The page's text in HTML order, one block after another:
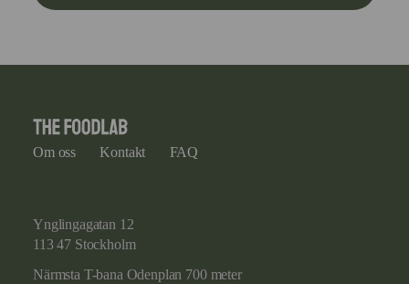
Om oss Kontakt FAQ
Ynglingagatan 12
113 47 Stockholm
Närmsta T-bana Odenplan 700 meter